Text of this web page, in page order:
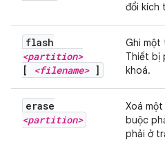
đổi kích
flash
<partition>
[
<filename>]
Ghi một
Thiết bị
khoá.
erase
<partition>
Xoá
buộc
phải ở